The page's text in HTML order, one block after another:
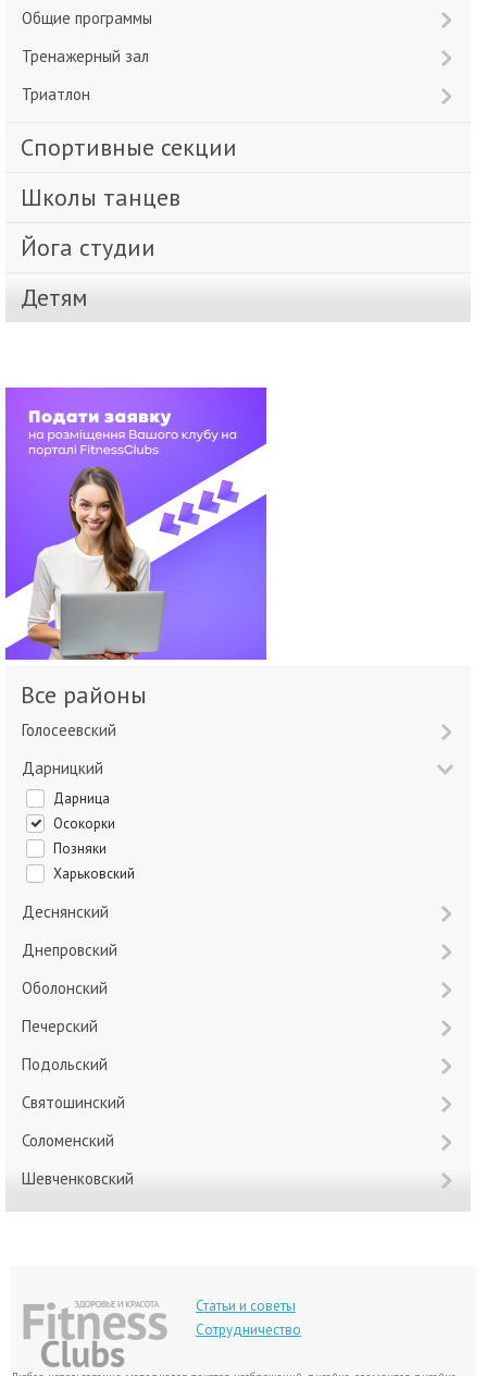
Общие программы
Тренажерный зал
Триатлон
Спортивные секции
Школы танцев
Йога студии
Детям
Все районы
Голосеевский
Дарницкий
Дарница
Осокорки
Позняки
Харьковский
Деснянский
Днепровский
Оболонский
Печерский
Подольский
Святошинский
Соломенский
Шевченковский
Статьи и советы
Сотрудничество